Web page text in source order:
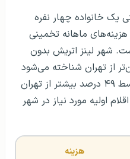
یک خانواده چهار نفره
اجاره و هزینه‌های ماهانه تخمینی
اجاره ۱,۰۹۹ دلار است. شهر لینز اتریش بدون
درصد گران‌تر از تهران شناخته می‌شود
و در این شهر، اجاره به‌طور متوسط ۴۹ درصد بیشتر از تهران
اولیه مورد نیاز در شهر
هزینه